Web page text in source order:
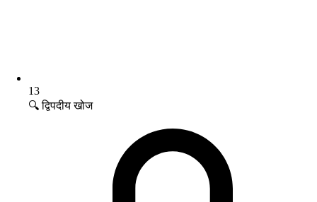
13
🔍 द्विपदीय खोज